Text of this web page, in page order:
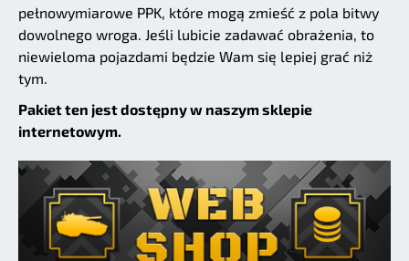
pełnowymiarowe PPK, które mogą zmieść z pola bitwy
dowolnego wroga. Jeśli lubicie zadawać obrażenia, to
niewieloma pojazdami będzie Wam się lepiej grać niż
tym.
Pakiet ten jest dostępny w naszym sklepie
internetowym.